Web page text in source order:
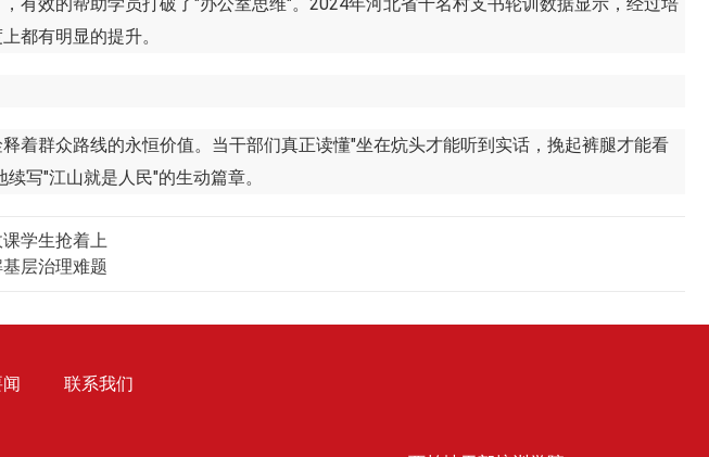
都有明显的提升。
群众路线的永恒价值。当干部们真正读懂"坐在炕头才能听到实话，挽起裤腿才能看
写"江山就是人民"的生动篇章。
学生抢着上
层治理难题
联系我们